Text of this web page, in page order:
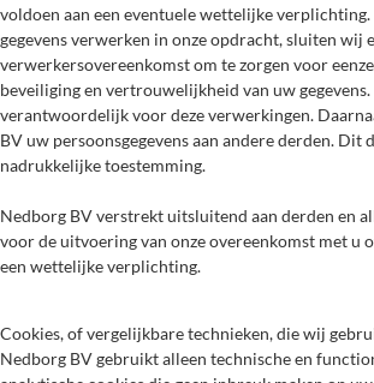
voldoen aan een eventuele wettelijke
gegevens verwerken in onze opdracht, sluiten wij
verwerkersovereenkomst om te zorgen voor
beveiliging en vertrouwelijkheid van uw
verantwoordelijk voor deze verwerkingen.
BV uw persoonsgegevens aan andere derden. Dit
nadrukkelijke toestemming.
Nedborg BV verstrekt uitsluitend aan derden en
voor de uitvoering van onze overeenkomst met u
een wettelijke verplichting.
Cookies, of vergelijkbare technieken, die wij
Nedborg BV gebruikt alleen technische en